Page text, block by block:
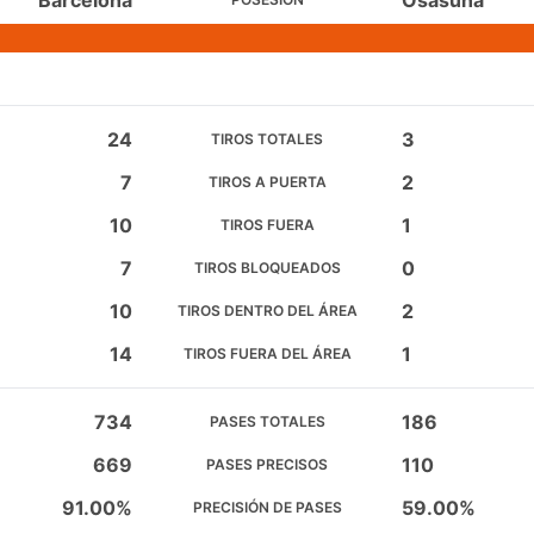
24 TIROS TOTALES
3
7
TIROS A PUERTA
2
10
TIROS FUERA
1
7
TIROS BLOQUEADOS
0
10
TIROS DENTRO DEL ÁREA
2
14
TIROS FUERA DEL ÁREA 1
734 PASES TOTALES
186
669
PASES PRECISOS
110
91.00%
PRECISIÓN DE PASES 59.00%